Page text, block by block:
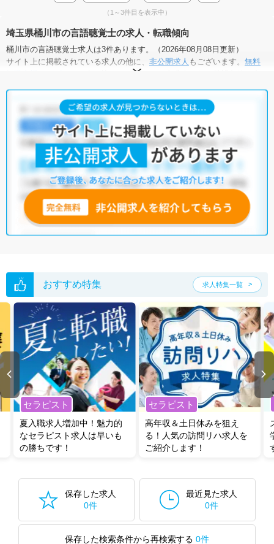
（1～3件目を表示中）
埼玉県桶川市の言語聴覚士の求人・転職傾向
桶川市の言語聴覚士求人は3件あります。（2026年08月08日更新）
サイト上に掲載されている求人の他に、 非公開求人 もございます。 無料
にお申し込みいただくと、全求人からご希望条件に合
桶川市の言語聴覚士求人では以下のような条件が人気です。
積極採用中・残業少なめ ・ 寮・借り上げ住宅あり
員)・介護福祉施設
他の条件でも人気の求人がございますので、「こだわり条件」から検索
いただくか、お気軽にお問い合わせください。
全国の言語聴覚士求人から検索いただくことも可能です。
無料転職支援サービス
にお申し込みいただくと、ご希望条件をヒアリン
グした上で求人をご提案いたします。
ご希望条件がまだ定まっていない方は人気の希望条件をピックアップし
い。
おすすめ特集 求人特集一覧
セラピスト
夏入職求人増加中！魅力的
なセラピスト求人は早いも
の勝ちです！
セラピスト
高年収＆土日休みを狙え
る！人気の訪問リハ求人を
ご紹介します！
保存した求人
0件
最近見た求人
0件
保存した検索条件から再検索する 0件